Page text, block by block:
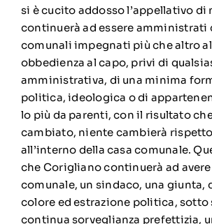
si è cucito addosso l’appellativo di
continuerà ad essere amministrati
comunali impegnati più che altro
obbedienza al capo, privi di
amministrativa, di una minima
politica, ideologica o di
lo più da parenti, con il risultato
cambiato, niente cambierà
all’interno della casa comunale.
che Corigliano continuerà ad
comunale, un sindaco, una giunta,
colore ed estrazione politica, sotto
continua sorveglianza prefettizia,